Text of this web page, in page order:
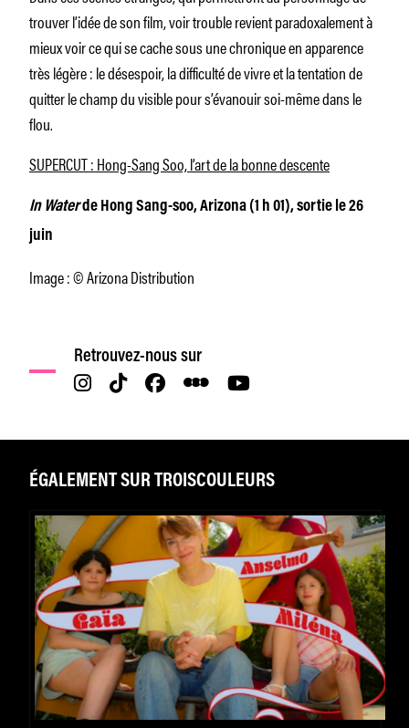
trouver l’idée de son film, voir trouble revient paradoxalement à
mieux voir ce qui se cache sous une chronique en apparence
très légère : le désespoir, la difficulté de vivre et la tentation de
quitter le champ du visible pour s’évanouir soi-même dans le
flou.
SUPERCUT : Hong-Sang Soo, l’art de la bonne descente
In Waterde Hong Sang-soo, Arizona (1 h 01), sortie le 26
juin
Image : © Arizona Distribution
Retrouvez-nous sur
ÉGALEMENT SUR TROISCOULEURS